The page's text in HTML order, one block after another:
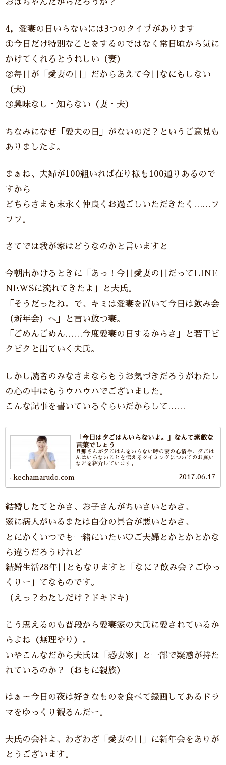
おばちゃんだからだろうか？
4，愛妻の日いらないには3つのタイプがあります
①今日だけ特別なことをするのではなく常日頃から気に
かけてくれるとうれしい（妻）
②毎日が「愛妻の日」だからあえて今日なにもしない
（夫）
③興味なし・知らない（妻・夫）
ちなみになぜ「愛夫の日」がないのだ？というご意見も
ありましたよ。
まぁね、夫婦が100組いれば在り様も100通りあるので
すから
どちらさまも末永く仲良くお過ごしいただきたく……フ
フフ。
さてでは我が家はどうなのかと言いますと
今朝出かけるときに「あっ！今日愛妻の日だってLINE
NEWSに流れてきたよ」と夫氏。
「そうだったね。で、キミは愛妻を置いて今日は飲み会
（新年会）へ」と言い放つ妻。
「ごめんごめん……今度愛妻の日するからさ」と若干ビ
クビクと出ていく夫氏。
しかし読者のみなさまならもうお気づきだろうがわたし
の心の中はもうウハウハでございました。
こんな記事を書いているぐらいだからして……
「今日は夕ごはんいらないよ。」なんて素敵な
言葉でしょう
旦那さんが夕ごはんをいらない時の妻の心情や、夕ごは
んはいらないことを伝えるタイミングについてのお願い
などを紹介しています。
kechamarudo.com 2017.06.17
結婚したてとかさ、お子さんがちいさいとかさ、
家に病人がいるまたは自分の具合が悪いとかさ、
とにかくいつでも一緒にいたい♡ご夫婦とかとかとかな
ら違うだろうけれど
結婚生活28年目ともなりますと「なに？飲み会？ごゆっ
くりー」てなものです。
（えっ？わたしだけ？ドキドキ）
こう思えるのも普段から愛妻家の夫氏に愛されているか
らよね（無理やり）。
いやこんなだから夫氏は「恐妻家」と一部で疑惑が持た
れているのか？（おもに親族）
はぁ～今日の夜は好きなものを食べて録画してあるドラ
マをゆっくり観るんだー。
夫氏の会社よ、わざわざ「愛妻の日」に新年会をありが
とうございます。